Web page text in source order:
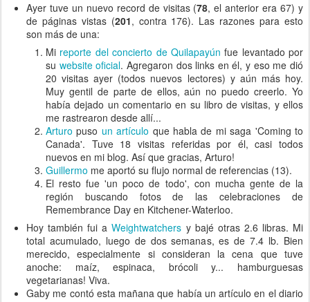
Ayer tuve un nuevo record de visitas (78, el anterior era 67) y
de páginas vistas (201, contra 176). Las razones para esto
son más de una:
Mi reporte del concierto de Quilapayún fue levantado por
su website oficial. Agregaron dos links en él, y eso me dió
20 visitas ayer (todos nuevos lectores) y aún más hoy.
Muy gentil de parte de ellos, aún no puedo creerlo. Yo
había dejado un comentario en su libro de visitas, y ellos
me rastrearon desde allí...
Arturo puso un artículo que habla de mi saga 'Coming to
Canada'. Tuve 18 visitas referidas por él, casi todos
nuevos en mi blog. Así que gracias, Arturo!
Guillermo me aportó su flujo normal de referencias (13).
El resto fue 'un poco de todo', con mucha gente de la
región buscando fotos de las celebraciones de
Remembrance Day en Kitchener-Waterloo.
Hoy también fui aWeightwatchers y bajé otras 2.6 libras. Mi
total acumulado, luego de dos semanas, es de 7.4 lb. Bien
merecido, especialmente si consideran la cena que tuve
anoche: maíz, espinaca, brócoli y... hamburguesas
vegetarianas! Viva.
Gaby me contó esta mañana que había un artículo en el diario